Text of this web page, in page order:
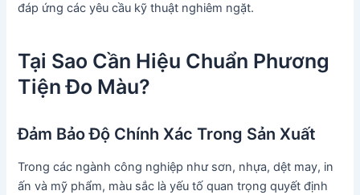
đáp ứng các yêu cầu kỹ thuật nghiêm ngặt.
Tại Sao Cần Hiệu Chuẩn Phương
Tiện Đo Màu?
Đảm Bảo Độ Chính Xác Trong Sản Xuất
Trong các ngành công nghiệp như sơn, nhựa, dệt may, in
ấn và mỹ phẩm, màu sắc là yếu tố quan trọng quyết định